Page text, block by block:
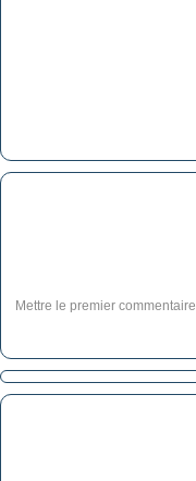
Mettre le premier commentaire